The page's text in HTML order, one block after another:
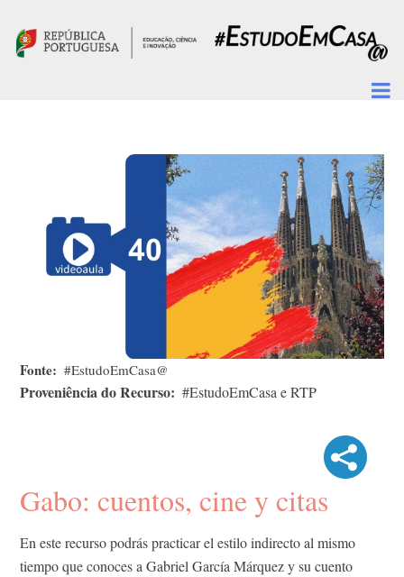
Fonte #EstudoEmCasa@
Proveniência do Recurso #EstudoEmCasa e RTP
Gabo: cuentos, cine y citas
En este recurso podrás practicar el estilo indirecto al mismo
tiempo que conoces a Gabriel García Márquez y su cuento